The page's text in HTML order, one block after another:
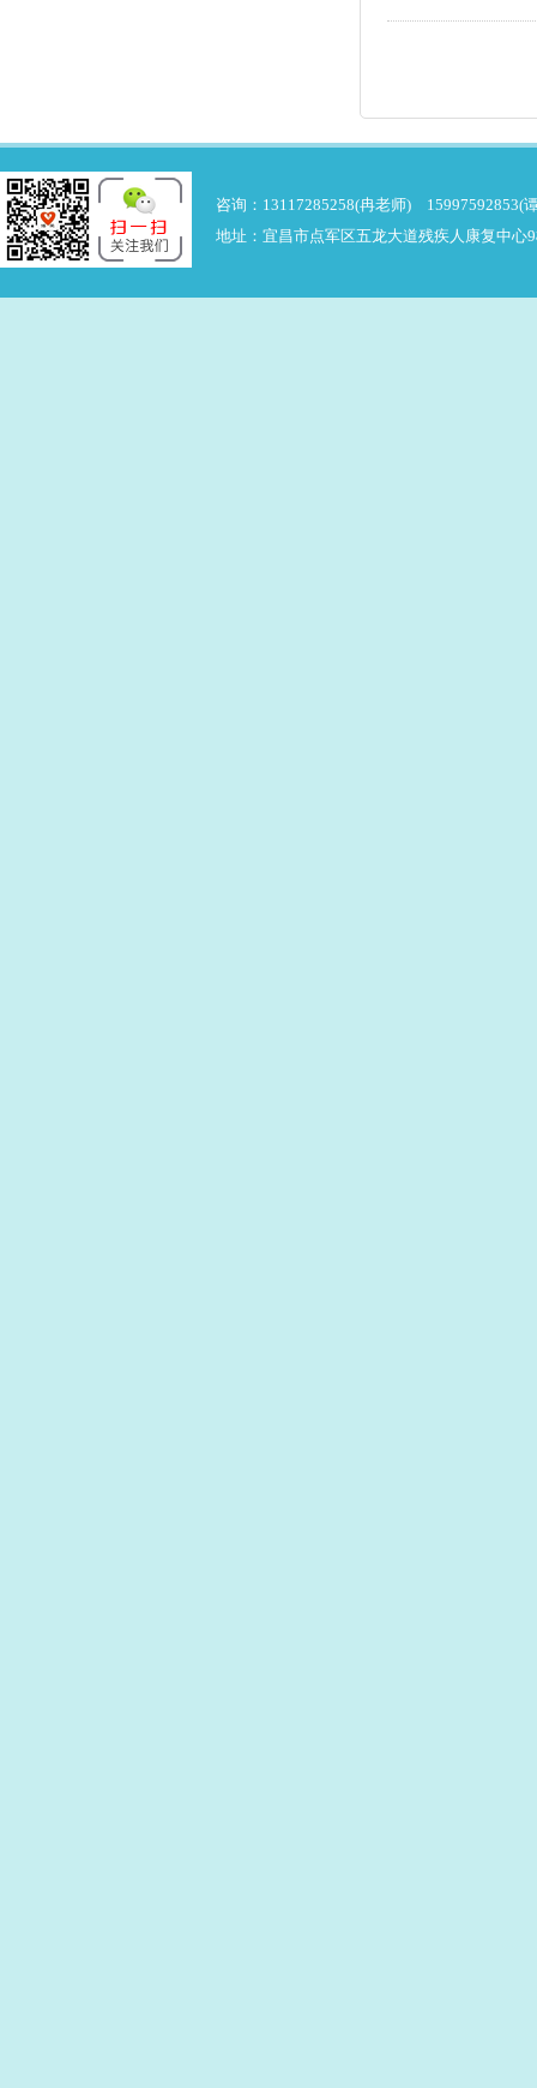
咨询：13117285258(冉老师) 15997592853(
地址：宜昌市点军区五龙大道残疾人康复中